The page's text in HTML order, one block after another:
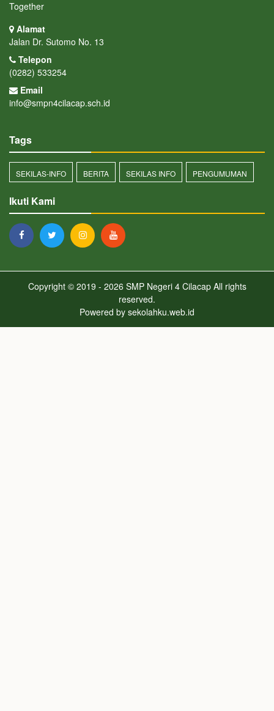
Together
Alamat
Jalan Dr. Sutomo No. 13
Telepon
(0282) 533254
Email
info@smpn4cilacap.sch.id
Tags
SEKILAS-INFO BERITA SEKILAS INFO PENGUMUMAN
Ikuti Kami
Copyright © 2019 - 2026 SMP Negeri 4 CilacapAll rights
reserved.
Powered by sekolahku.web.id